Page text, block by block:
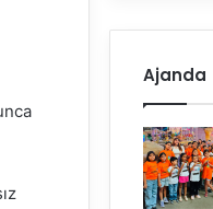
Ajanda